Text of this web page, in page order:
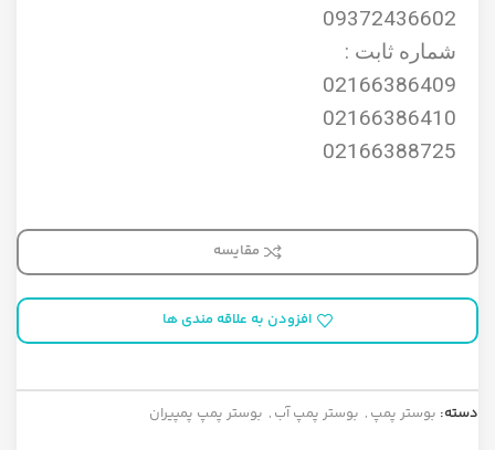
09372436602
شماره ثابت :
02166386409
02166386410
02166388725
مقایسه
افزودن به علاقه مندی ها
دسته: بوستر پمپ , بوستر پمپ آب , بوستر پمپ پمپیران